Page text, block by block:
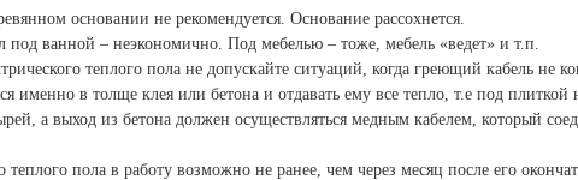
основании не рекомендуется. Основание рассохнется.
под ванной – неэкономично. Под мебелью – тоже, мебель «ведет» и т.п.
теплого пола не допускайте ситуаций, когда греющий кабель не
именно в толще клея или бетона и отдавать ему все тепло, т.е под плиткой
а выход из бетона должен осуществляться медным кабелем, который
пола в работу возможно не ранее, чем через месяц после его